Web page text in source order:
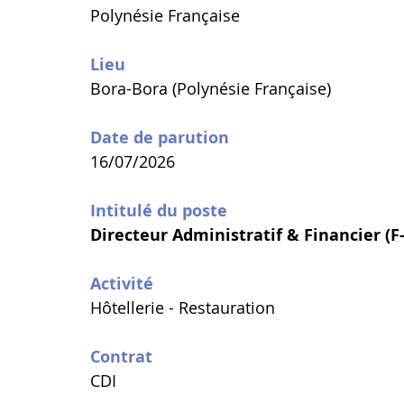
Polynésie Française
Lieu
Bora-Bora (Polynésie Française)
Date de parution
16/07/2026
Intitulé du poste
Directeur Administratif & Financier
Activité
Hôtellerie - Restauration
Contrat
CDI